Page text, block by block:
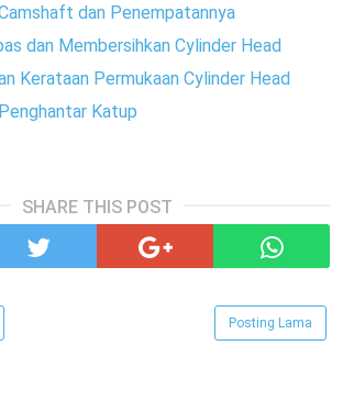
dan Penempatannya
dan Membersihkan Cylinder Head
Kerataan Permukaan Cylinder Head
Katup
SHARE THIS POST
Posting Lama